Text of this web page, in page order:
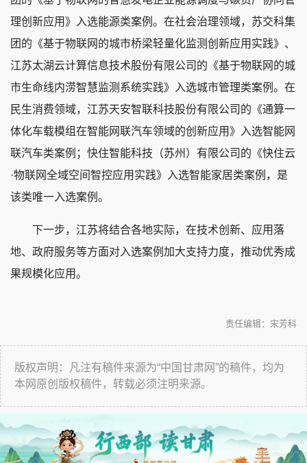
理创新应用》入选能源类案例。在社会治理领域，苏交科集
团的《基于物联网的城市桥梁轻量化监测创新应用实践》、
江苏太湖云计算信息技术股份有限公司的《基于物联网的城
市生命线内涝智慧监测系统实践》入选城市管理类案例。在
民生消费领域，江苏天安智联科技股份有限公司的《通算一
体化车载模组在智能网联汽车领域的创新应用》入选智能网
联汽车类案例；快住智能科技（苏州）有限公司的《快住云
·物联网全域空间智控应用实践》入选智能家居类案例，是
该类唯一入选案例。
下一步，江苏将结合各地实际，在技术创新、应用落
地、政府服务等方面对入选案例加大支持力度，推动优秀成
果规模化应用。
责任编辑：宋芳科
版权声明：凡注有稿件来源为“中国甘肃网”的稿件，均为
本网原创版权稿件，转载必须注明来源。